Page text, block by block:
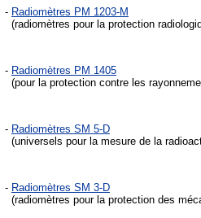
- Radiomètres PM 1203-M
(radiomètres pour la protection
- Radiomètres PM 1405
(pour la protection contre les
- Radiomètres SM 5-D
(universels pour la mesure de la
- Radiomètres SM 3-D
(radiomètres pour la protection des